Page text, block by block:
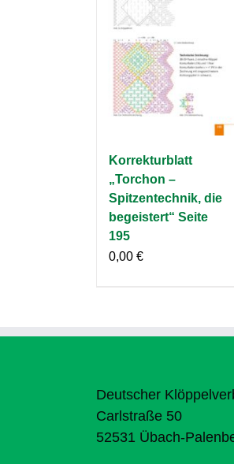
Korrekturblatt
„Torchon –
Spitzentechnik, die
begeistert“ Seite
195
0,00 €
Deutscher
Carlstraße 50
52531 Übach-